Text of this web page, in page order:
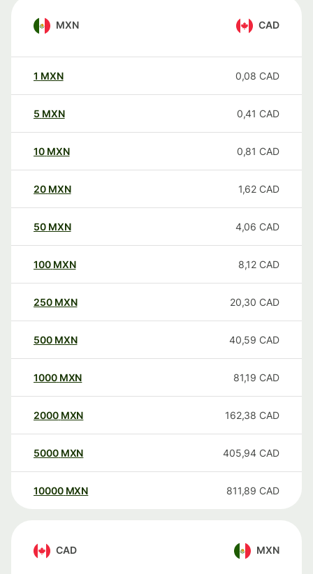
MXN CAD
1 MXN 0,08 CAD
5 MXN 0,41 CAD
10 MXN 0,81 CAD
20 MXN 1,62 CAD
50 MXN 4,06 CAD
100 MXN 8,12 CAD
250 MXN 20,30 CAD
500 MXN 40,59 CAD
1000 MXN 81,19 CAD
2000 MXN 162,38 CAD
5000 MXN 405,94 CAD
10000 MXN 811,89 CAD
CAD MXN